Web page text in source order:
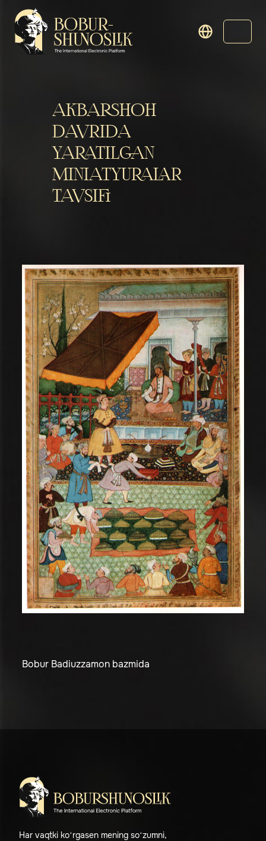
AKBARSHOH
DAVRIDA
YARATILGAN
MINIATYURALAR
TAVSIFI
Bobur Badiuzzamon bazmida
Har vaqtki ko‘rgasen mening so‘zumni,